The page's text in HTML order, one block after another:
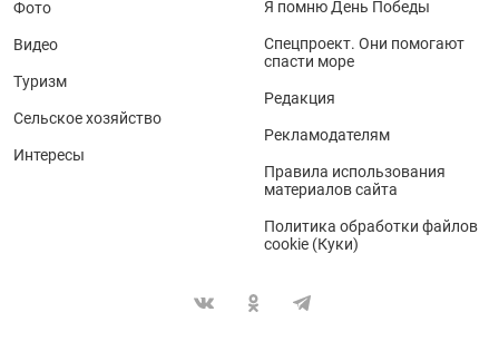
Фото
Видео
Туризм
Сельское хозяйство
Интересы
Я помню День Победы
Спецпроект. Они помогают
спасти море
Редакция
Рекламодателям
Правила использования
материалов сайта
Политика обработки файлов
cookie (Куки)